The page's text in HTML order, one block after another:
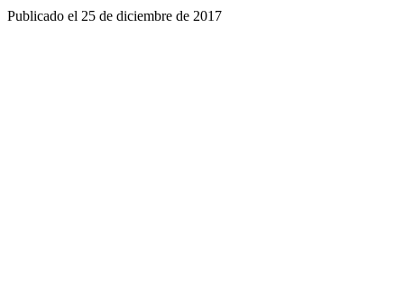
Publicado el 25 de diciembre de 2017